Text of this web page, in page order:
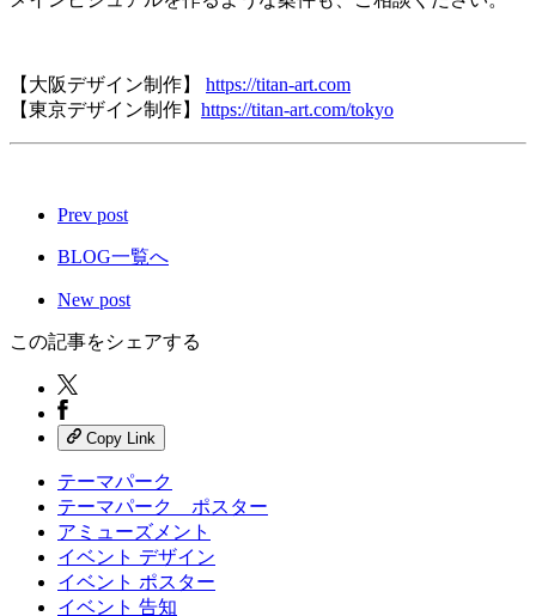
【大阪デザイン制作】 https://titan-art.com
【東京デザイン制作】 https://titan-art.com/tokyo
Prev post
BLOG一覧へ
New post
この記事をシェアする
Copy Link
テーマパーク
テーマパーク ポスター
アミューズメント
イベント デザイン
イベント ポスター
イベント 告知